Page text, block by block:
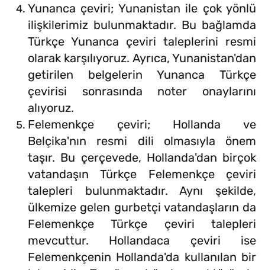
Yunanca çeviri; Yunanistan ile çok yönlü
ilişkilerimiz bulunmaktadır. Bu bağlamda
Türkçe Yunanca çeviri taleplerini resmi
olarak karşılıyoruz. Ayrıca, Yunanistan'dan
getirilen belgelerin Yunanca Türkçe
çevirisi sonrasında noter onaylarını
alıyoruz.
Felemenkçe çeviri; Hollanda ve
Belçika'nın resmi dili olmasıyla önem
taşır. Bu çerçevede, Hollanda'dan birçok
vatandaşın Türkçe Felemenkçe çeviri
talepleri bulunmaktadır. Aynı şekilde,
ülkemize gelen gurbetçi vatandaşların da
Felemenkçe Türkçe çeviri talepleri
mevcuttur. Hollandaca çeviri ise
Felemenkçenin Hollanda'da kullanılan bir